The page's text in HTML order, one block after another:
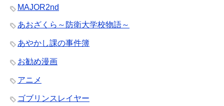
MAJOR2nd
あおざくら～防衛大学校物語～
あやかし課の事件簿
お勧め漫画
アニメ
ゴブリンスレイヤー